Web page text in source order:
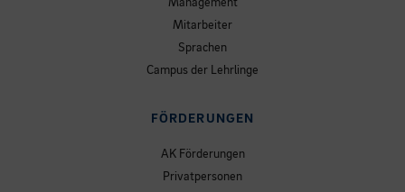
Management
Mitarbeiter
Sprachen
Campus der Lehrlinge
FÖRDERUNGEN
AK Förderungen
Privatpersonen